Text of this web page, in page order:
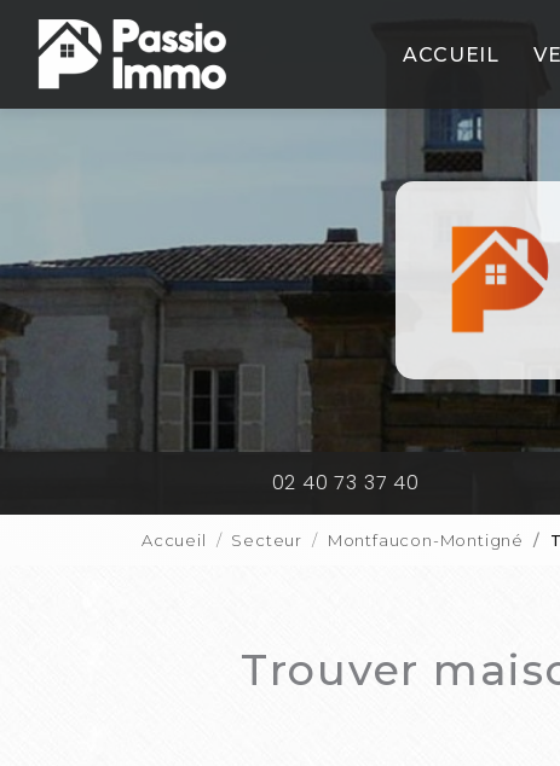
Aller
contenu
principal
ACCUEIL
02 40 73 37 40
Accueil Secteur Montfaucon-Montigné
Trouver